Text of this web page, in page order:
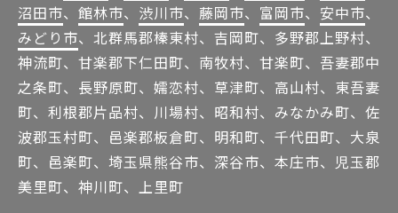
沼田市、 館林市、 渋川市、 藤岡市、 富岡市、 安中市、
みどり市、北群馬郡榛東村、吉岡町、多野郡上野村、
神流町、甘楽郡下仁田町、南牧村、甘楽町、吾妻郡中
之条町、長野原町、嬬恋村、草津町、高山村、東吾妻
町、利根郡片品村、川場村、昭和村、みなかみ町、佐
波郡玉村町、邑楽郡板倉町、明和町、千代田町、大泉
町、邑楽町、埼玉県熊谷市、深谷市、本庄市、児玉郡
美里町、神川町、上里町